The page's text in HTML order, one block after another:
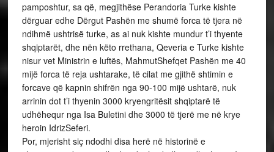
pamposhtur, sa që, megjithëse Perandoria Turke kishte
dërguar edhe Dërgut Pashën me shumë forca të tjera në
ndihmë ushtrisë turke, as ai nuk kishte mundur t’i thyente
shqiptarët, dhe nën këto rrethana, Qeveria e Turke kishte
nisur vet Ministrin e luftës, MahmutShefqet Pashën me 40
mijë forca të reja ushtarake, të cilat me gjithë shtimin e
forcave që kapnin shifrën nga 90-100 mijë ushtarë, nuk
arrinin dot t’i thyenin 3000 kryengritësit shqiptarë të
udhëhequr nga Isa Buletini dhe 3000 të tjerë me në krye
heroin IdrizSeferi.
Por, mjerisht siç ndodhi disa herë në historinë e